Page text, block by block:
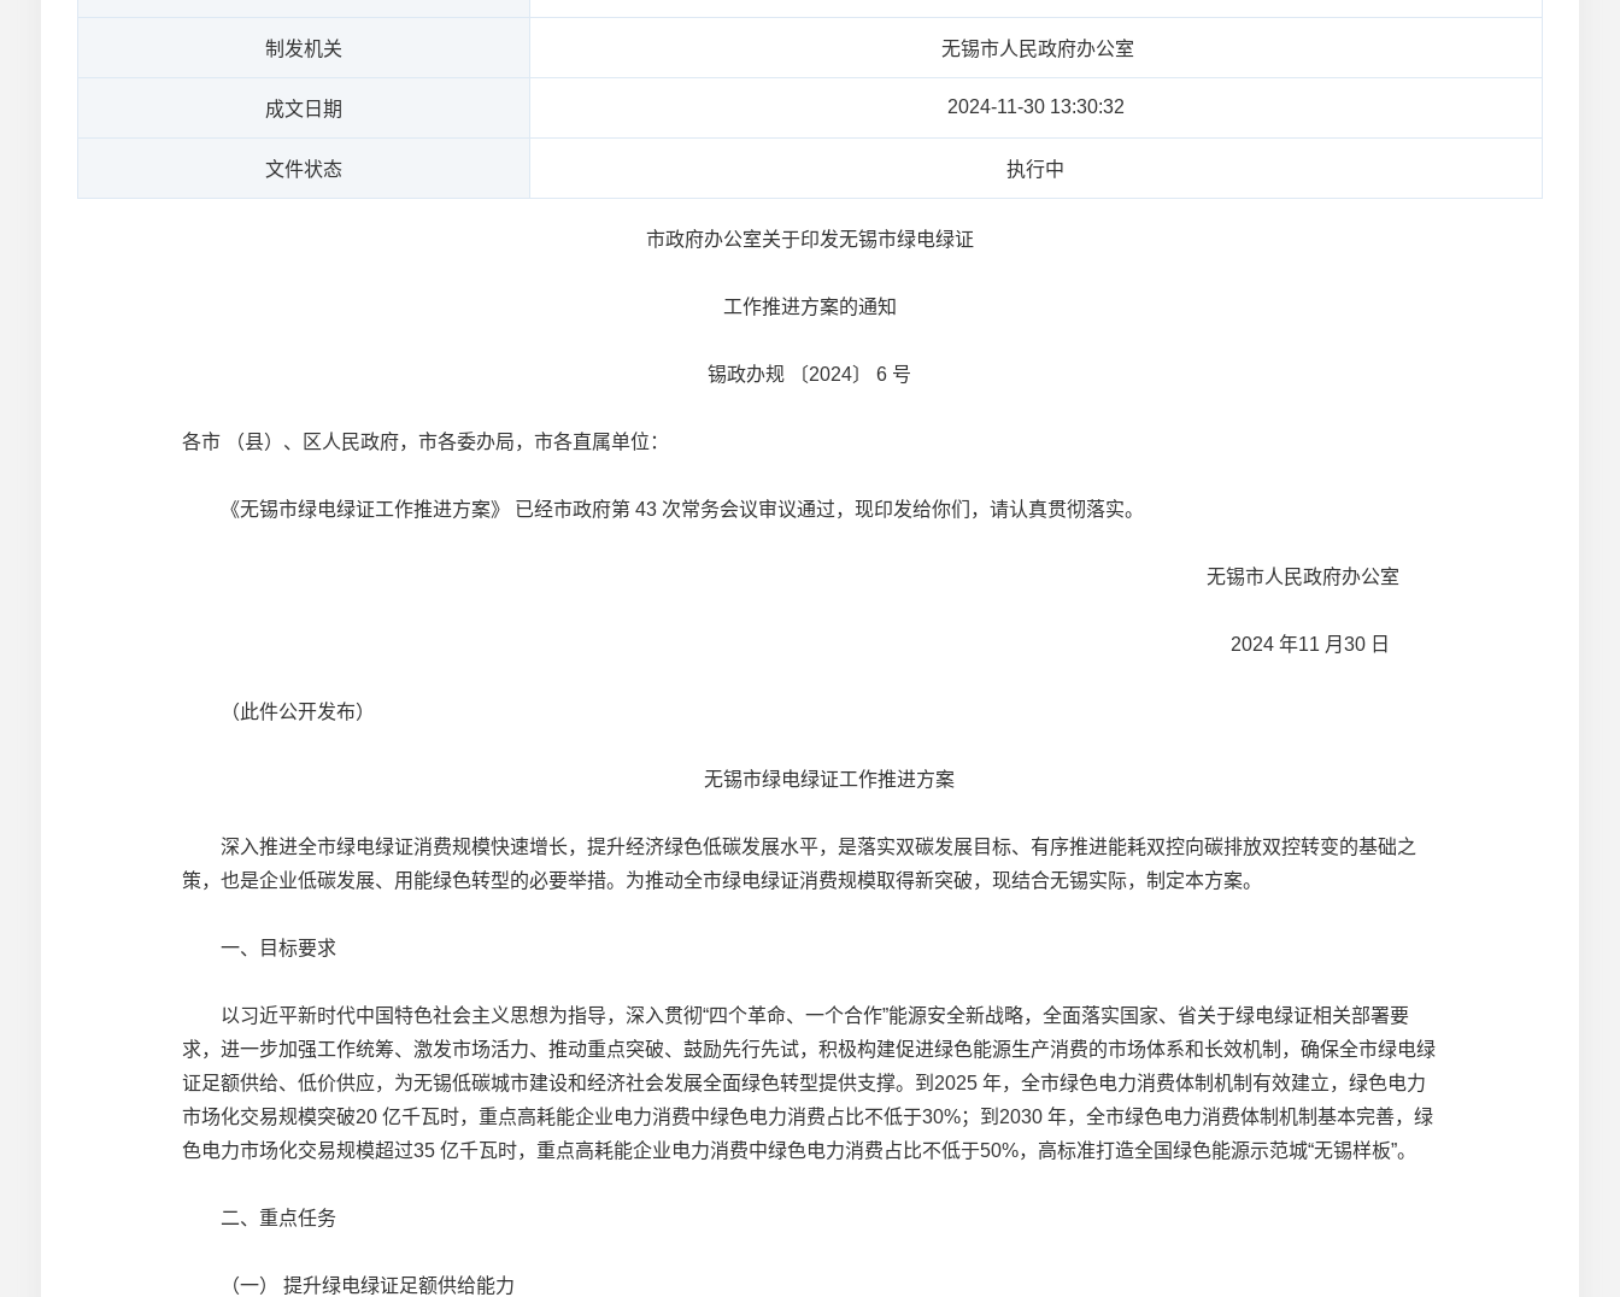
制发机关 无锡市人民政府办公室
成文日期 2024-11-30 13:30:32
文件状态 执行中
市政府办公室关于印发无锡市绿电绿证
工作推进方案的通知
锡政办规 〔2024〕 6 号
各市 （县）、区人民政府，市各委办局，市各直属单位：
《无锡市绿电绿证工作推进方案》 已经市政府第 43 次常务会议审议通过，现印发给你们，请认真贯彻落实。
无锡市人民政府办公室
2024 年11 月30 日
（此件公开发布）
无锡市绿电绿证工作推进方案
深入推进全市绿电绿证消费规模快速增长，提升经济绿色低碳发展水平，是落实双碳发展目标、有序推进能耗双控向碳排放双控转变的基础之
策，也是企业低碳发展、用能绿色转型的必要举措。为推动全市绿电绿证消费规模取得新突破，现结合无锡实际，制定本方案。
一、目标要求
以习近平新时代中国特色社会主义思想为指导，深入贯彻“四个革命、一个合作”能源安全新战略，全面落实国家、省关于绿电绿证相关部署要
求，进一步加强工作统筹、激发市场活力、推动重点突破、鼓励先行先试，积极构建促进绿色能源生产消费的市场体系和长效机制，确保全市绿电绿
证足额供给、低价供应，为无锡低碳城市建设和经济社会发展全面绿色转型提供支撑。到2025 年，全市绿色电力消费体制机制有效建立，绿色电力
市场化交易规模突破20 亿千瓦时，重点高耗能企业电力消费中绿色电力消费占比不低于30%；到2030 年，全市绿色电力消费体制机制基本完善，绿
色电力市场化交易规模超过35 亿千瓦时，重点高耗能企业电力消费中绿色电力消费占比不低于50%，高标准打造全国绿色能源示范城“无锡样板”。
二、重点任务
（一） 提升绿电绿证足额供给能力